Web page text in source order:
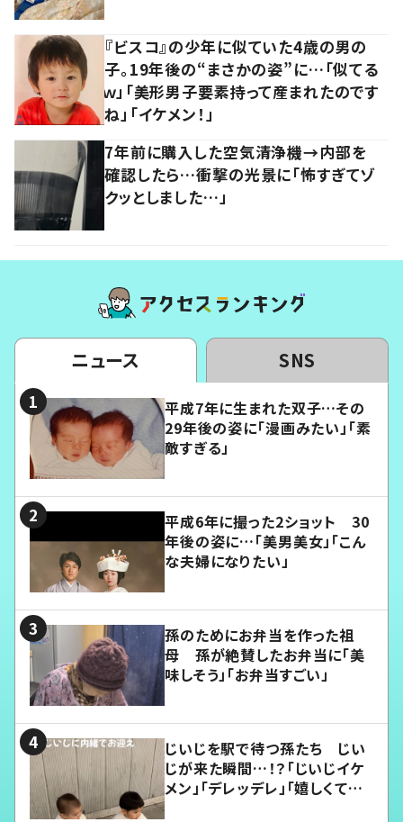
『ビスコ』の少年に似ていた4歳の男の
子。19年後の“まさかの姿”に…「似てる
ｗ」「美形男子要素持って産まれたのです
ね」「イケメン！」
7年前に購入した空気清浄機→内部を
確認したら…衝撃の光景に「怖すぎてゾ
クッとしました…」
ニュース SNS
平成7年に生まれた双子…その
29年後の姿に「漫画みたい」「素
敵すぎる」
平成6年に撮った2ショット 30
年後の姿に…「美男美女」「こん
な夫婦になりたい」
孫のためにお弁当を作った祖
母 孫が絶賛したお弁当に「美
味しそう」「お弁当すごい」
じいじを駅で待つ孫たち じい
じが来た瞬間…！？「じいじイケ
メン」「デレッデレ」「嬉しくて可